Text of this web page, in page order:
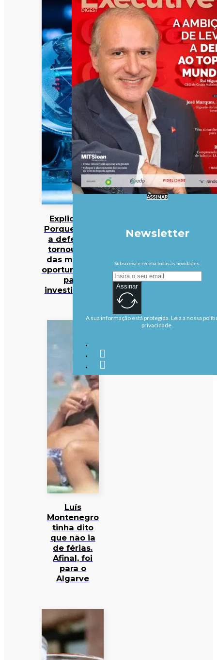
Explicador:
Porque é que
a defesa se
tornou uma
das maiores
oportunidades
para
investidores?
Luís
Montenegro
tinha dito
que não ia
de férias.
Afinal, foi
para o
Algarve
ASSINAR
Newsletter
Subscreva e receba todas as novidades.
Assinar
A sua informação está protegida. Leia a nossa
privacidade.